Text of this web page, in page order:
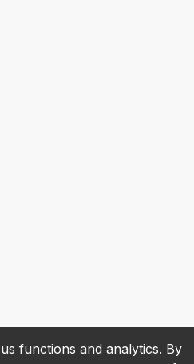
functions and analytics. By